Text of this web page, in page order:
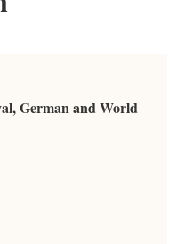
German and World